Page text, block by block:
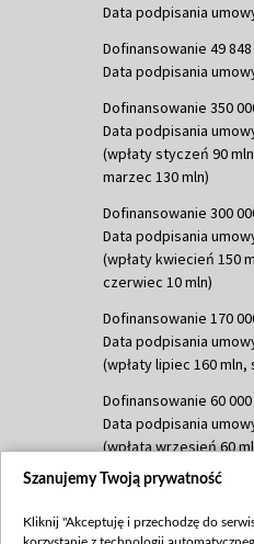
Data podpisania
Dofinansowanie 49 848
Data podpisania
Dofinansowanie 350
Data podpisania
(wpłaty styczeń 90
marzec 130 mln)
Dofinansowanie 300
Data podpisania
(wpłaty kwiecień 150
czerwiec 10 mln)
Dofinansowanie 170
Data podpisania
(wpłaty lipiec 160 mln,
Dofinansowanie 60 000
Data podpisania
(wpłata wrzesień 60
Dofinansowanie 635 783
(wpłata wrzesień 100
Szanujemy Twoją prywatność
Kliknij "Akceptuję i przechodzę do